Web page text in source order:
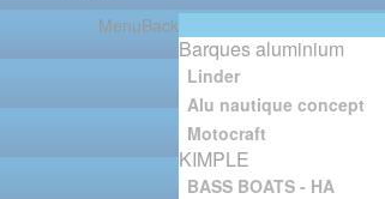
MenuBack
Barques aluminium
Linder
Alu nautique concept
Motocraft
KIMPLE
BASS BOATS - HA